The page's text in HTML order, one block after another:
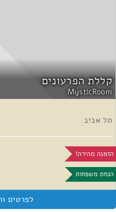
קללת הפרעונים
MysticRoom
תל אביב
הזמנה מהירה!
הנחת משפחות